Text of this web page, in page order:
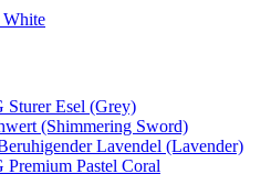
Sturer Esel (Grey)
(Shimmering Sword)
Lavendel (Lavender)
Pastel Coral